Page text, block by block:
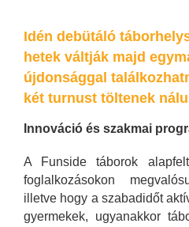
Idén debütáló
hetek váltják majd
újdonsággal
két turnust töltenek
Innováció és szakmai
A Funside táborok
foglalkozásokon
illetve hogy a szabadidőt
gyermekek, ugyanakkor